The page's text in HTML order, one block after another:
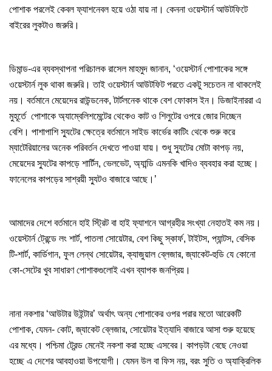
পোশাক পরলেই কেবল ফ্যাশনেবল হয়ে ওঠা যায় না। কেননা ওয়েস্টার্ন আউটফিটে
বাইরের লুকটাও জরুরি।
ডিমান্ড-এর ব্যবস্থাপনা পরিচালক রাসেল মাহমুদ জানান, ‘ওয়েস্টার্ন পোশাকের সঙ্গে
ওয়েস্টার্ন লুক থাকা জরুরি। তাই ওয়েস্টার্ন আউটফিট পরতে একটু সচেতন না থাকলেই
নয়। বর্তমানে মেয়েদের রাউন্ডনেক, টার্টলনেক থাকে বেশ ফোকাস ইন। ডিজাইনাররা এ
মুহূর্তে পোশাকে অ্যাম্বেলিশমেন্টের থেকেও কাট ও শিলুটের ওপরে জোর দিচ্ছেন
বেশি। পাশাপাশি স্যুটের ক্ষেত্রে বর্তমানে সাইড কার্ভের কাটিং থেকে শুরু করে
ম্যাটেরিয়ালের অনেক পরিবর্তন দেখতে পাওয়া যায়। শুধু স্যুটের মোটা কাপড় নয়,
মেয়েদের স্যুটের কাপড়ে শার্টিন, ভেলভেট, অ্যান্ডি এমনকি খাদিও ব্যবহার করা হচ্ছে।
ফানেলের কাপড়ের সাশ্রয়ী স্যুটও বাজারে আছে।’
আমাদের দেশে বর্তমানে হাই স্ট্রিট বা হাই ফ্যাশনে আগ্রহীর সংখ্যা নেহাতই কম নয়।
ওয়েস্টার্ন ট্রেন্ডে লং শার্ট, পাতলা সোয়েটার, বেশ কিছু স্কার্ফ, টাইটস, প্যান্টস, বেসিক
টি-শার্ট, কার্ডিগান, ফুল লেন্থ সোয়েটার, ক্যাজুয়াল ব্লেজার, জ্যাকেট-হুডি যে কোনো
কো-সেটের খুব সাধারণ পোশাকগুলোই এখন ব্যাপক জনপ্রিয়।
নানা নকশার ‘আউটার উইন্টার’ অর্থাৎ অন্য পোশাকের ওপর পরার মতো আরেকটি
পোশাক, যেমন- কোট, জ্যাকেট ব্লেজার, সোয়েটার ইত্যাদি বাজারে আসা শুরু হয়েছে
এর মধ্যে। পশ্চিমা ট্রেন্ড মেনেই নকশা করা হচ্ছে এসবের। কাপড়টা বেছে নেওয়া
হচ্ছে এ দেশের আবহাওয়া উপযোগী। যেমন উল বা ফিস নয়, বরং সুতি ও অ্যাক্রিলিক